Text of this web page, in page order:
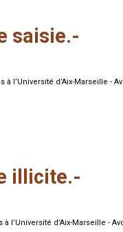
saisie.-
l’Université d’Aix-Marseille -
illicite.-
l’Université d’Aix-Marseille -